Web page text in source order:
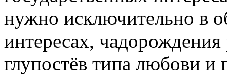
нужно исключительно в
интересах,
глупостёв типа любови и